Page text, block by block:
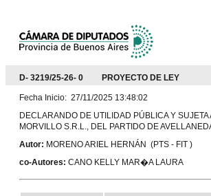
D- 3219/25-26- 0 PROYECTO DE LEY
Fecha Inicio: 27/11/2025 13:48:02
DECLARANDO DE UTILIDAD PÚBLICA Y
MORVILLO S.R.L., DEL PARTIDO DE
Autor: MORENO ARIEL HERNÁN (PTS - FIT )
co-Autores: CANO KELLY MAR�A LAURA